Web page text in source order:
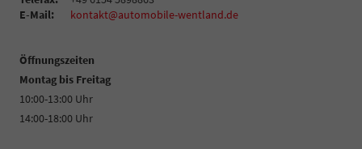
E-Mail:
kontakt@automobile-wentland.de
Öffnungszeiten
Montag bis Freitag
10:00-13:00 Uhr
14:00-18:00 Uhr